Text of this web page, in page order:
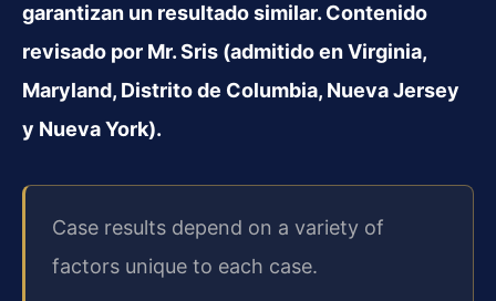
garantizan un resultado similar. Contenido
revisado por Mr. Sris (admitido en Virginia,
Maryland, Distrito de Columbia, Nueva Jersey
y Nueva York).
Case results depend on a variety of
factors unique to each case.